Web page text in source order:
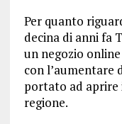
Per quanto
decina di anni fa
un negozio
con l’aumentare
portato ad aprire
regione.